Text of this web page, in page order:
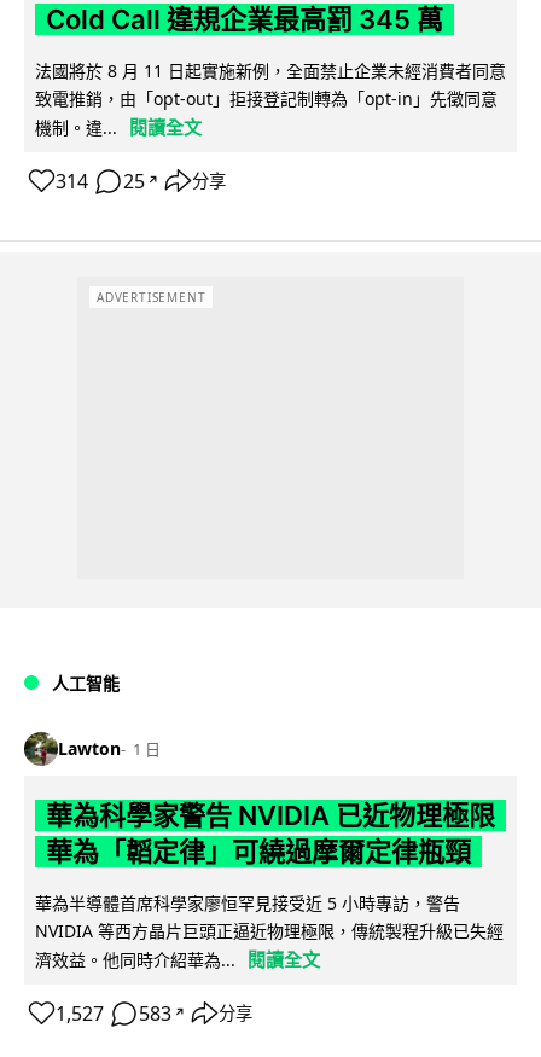
Cold Call 違規企業最高罰 345 萬
法國將於 8 月 11 日起實施新例，全面禁止企業未經消費者同意
致電推銷，由「opt-out」拒接登記制轉為「opt-in」先徵同意
機制。違...
閱讀全文
314 25 ↗ 分享
ADVERTISEMENT
人工智能
Lawton 1 日
華為科學家警告 NVIDIA 已近物理極限
華為「韜定律」可繞過摩爾定律瓶頸
華為半導體首席科學家廖恒罕見接受近 5 小時專訪，警告
NVIDIA 等西方晶片巨頭正逼近物理極限，傳統製程升級已失經
濟效益。他同時介紹華為...
閱讀全文
1,527 583 ↗ 分享